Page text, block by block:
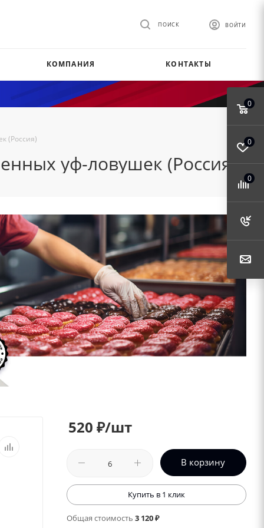
ВОЙТИ
ПОИСК
КОМПАНИЯ КОНТАКТЫ
(Россия)
уф-ловушек (Россия)
520 ₽/шт
В корзину
Купить в 1 клик
Общая стоимость 3 120 ₽
0
0
0